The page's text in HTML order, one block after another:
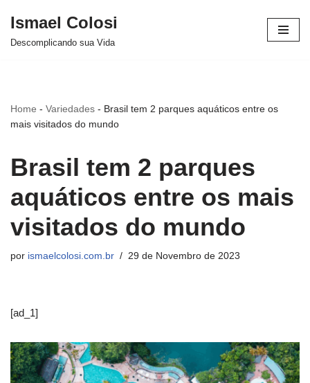
Avançar
Ismael Colosi
Descomplicando sua Vida
Home - Variedades - Brasil tem 2 parques aquáticos entre os
mais visitados do mundo
Brasil tem 2 parques
aquáticos entre os mais
visitados do mundo
por ismaelcolosi.com.br 29 de Novembro de 2023
[ad_1]